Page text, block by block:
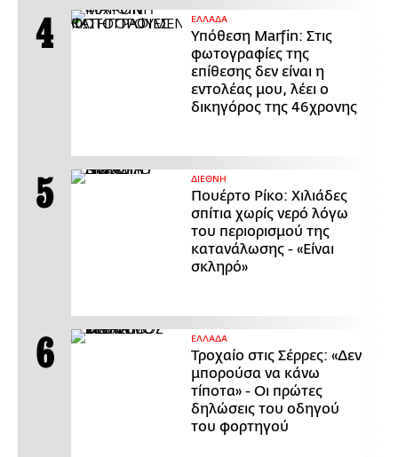
ΕΛΛΑΔΑ
Υπόθεση Marfin: Στις
φωτογραφίες της
επίθεσης δεν είναι η
εντολέας μου, λέει ο
δικηγόρος της 46χρονης
ΔΙΕΘΝΗ
Πουέρτο Ρίκο: Χιλιάδες
σπίτια χωρίς νερό λόγω
του περιορισμού της
κατανάλωσης - «Είναι
σκληρό»
ΕΛΛΑΔΑ
Τροχαίο στις Σέρρες: «Δεν
μπορούσα να κάνω
τίποτα» - Οι πρώτες
δηλώσεις του οδηγού
του φορτηγού